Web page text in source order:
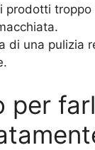
prodotti
di una pulizia
per